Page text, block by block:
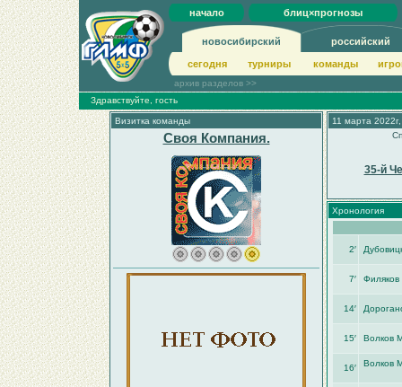
начало блиц×прогнозы
новосибирский российский
сегодня турниры команды
архив разделов >>
Здравствуйте, гость
Визитка команды
Своя Компания.
11 марта
35-й
Хронология
2′
7′ Филяков
14′
15′ Волков
16′ Волков